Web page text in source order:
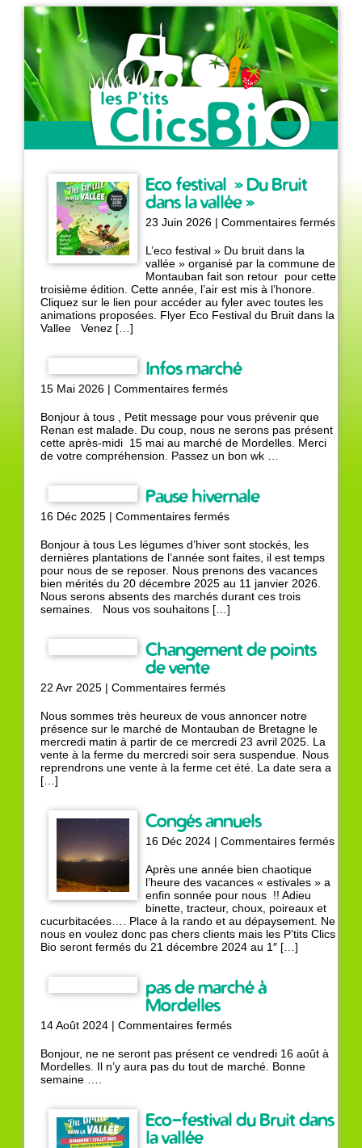
Producteur de légumes
biologiques de saison
Eco festival » Du Bruit
dans la vallée »
23 Juin 2026 |Commentaires ferméssur
Du
L’eco festival » Du bruit dans la
vallée » organisé par la commune de
Montauban fait son retour pour cette
troisième édition. Cette année, l’air est mis à l’honore.
Cliquez sur le lien pour accéder au fyler avec toutes les
animations proposées. Flyer Eco Festival du Bruit dans la
Vallee Venez […]
Infos marché
15 Mai 2026 | Commentaires ferméssur
marché
Bonjour à tous , Petit message pour vous prévenir que
Renan est malade. Du coup, nous ne serons pas présent
cette après-midi 15 mai au marché de Mordelles. Merci
de votre compréhension. Passez un bon wk …
Pause hivernale
16 Déc 2025 | Commentaires ferméssur
hivernale
Bonjour à tous Les légumes d’hiver sont stockés, les
dernières plantations de l’année sont faites, il est temps
pour nous de se reposer. Nous prenons des vacances
bien mérités du 20 décembre 2025 au 11 janvier 2026.
Nous serons absents des marchés durant ces trois
semaines. Nous vos souhaitons […]
Changement de points
de vente
22 Avr 2025 | Commentaires ferméssur
de
points
de
vente
Nous sommes très heureux de vous annoncer notre
présence sur le marché de Montauban de Bretagne le
mercredi matin à partir de ce mercredi 23 avril 2025. La
vente à la ferme du mercredi soir sera suspendue. Nous
reprendrons une vente à la ferme cet été. La date sera a
[…]
Congés annuels
16 Déc 2024 |Commentaires ferméssur
Après une année bien chaotique
l’heure des vacances « estivales » a
enfin sonnée pour nous !! Adieu
binette, tracteur, choux, poireaux et
cucurbitacées…. Place à la rando et au dépaysement. Ne
nous en voulez donc pas chers clients mais les P’tits Clics
Bio seront fermés du 21 décembre 2024 au 1″ […]
pas de marché à
Mordelles
14 Août 2024 | Commentaires ferméssur
de
marché
Bonjour, ne ne seront pas présent ce vendredi 16 août à
Mordelles. Il n’y aura pas du tout de marché. Bonne
semaine ….
Eco-festival du Bruit dans
la vallée